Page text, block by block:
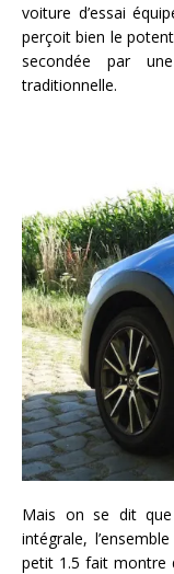
voiture d’essai
perçoit bien le
secondée par
traditionnelle.
Mais on se dit
intégrale,
petit 1.5 fait montre